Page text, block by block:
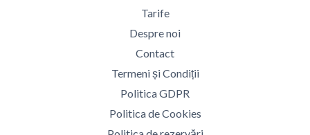
Tarife
Despre noi
Contact
Termeni și Condiții
Politica GDPR
Politica de Cookies